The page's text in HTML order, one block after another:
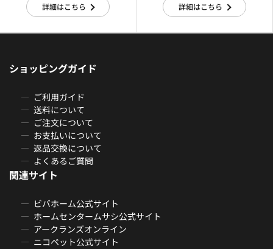
詳細はこちら 詳細はこちら
ショッピングガイド
ご利用ガイド
送料について
ご注文について
お支払いについて
返品交換について
よくあるご質問
関連サイト
ビバホーム公式サイト
ホームセンタームサシ公式サイト
アークランズオンライン
ニコペット公式サイト